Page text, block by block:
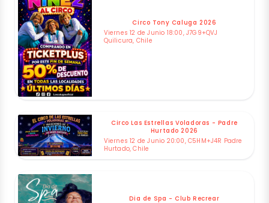
Circo Tony Caluga 2026
Viernes 12 de Junio 18:00, J7G9+QVJ
Quilicura, Chile
Circo Las Estrellas Voladoras - Padre
Hurtado 2026
Viernes 12 de Junio 20:00, C5HM+J4R Padre
Hurtado, Chile
Dia de Spa - Club Recrear